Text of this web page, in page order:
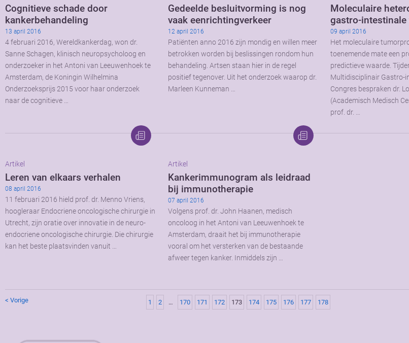
Cognitieve schade door
kankerbehandeling
13 april 2016
4 februari 2016, Wereldkankerdag, won dr.
Sanne Schagen, klinisch neuropsycholoog en
onderzoeker in het Antoni van Leeuwenhoek te
Amsterdam, de Koningin Wilhelmina
Onderzoeksprijs 2015 voor haar onderzoek
naar de cognitieve …
Gedeelde besluitvorming is nog
vaak eenrichtingverkeer
12 april 2016
Patiënten anno 2016 zijn mondig en willen meer
betrokken worden bij beslissingen rondom hun
behandeling. Artsen staan hier in de regel
positief tegenover. Uit het onderzoek waarop dr.
Marleen Kunneman …
Moleculaire
gastro-
09 april 2016
Het moleculaire
toenemende mate een
predictieve waarde.
Multidisciplinair Gastro-
Congres bespraken dr.
(Academisch Medisch
prof. dr. …
Artikel
Leren van elkaars verhalen
08 april 2016
11 februari 2016 hield prof. dr. Menno Vriens,
hoogleraar Endocriene oncologische chirurgie in
Utrecht, zijn oratie over innovatie in de neuro-
endocriene oncologische chirurgie. Die chirurgie
kan het beste plaatsvinden vanuit …
Artikel
Kankerimmunogram als leidraad
bij immunotherapie
07 april 2016
Volgens prof. dr. John Haanen, medisch
oncoloog in het Antoni van Leeuwenhoek te
Amsterdam, draait het bij immunotherapie
vooral om het versterken van de bestaande
afweer tegen kanker. Inmiddels zijn …
< Vorige 1 2 … 170 171 172 173 174 175 176 177 178